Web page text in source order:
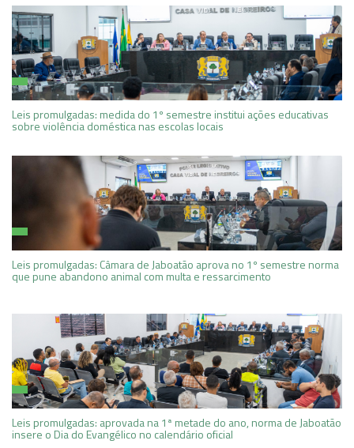
Leis promulgadas: medida do 1º semestre institui ações educativas
sobre violência doméstica nas escolas locais
Leis promulgadas: Câmara de Jaboatão aprova no 1º semestre norma
que pune abandono animal com multa e ressarcimento
Leis promulgadas: aprovada na 1ª metade do ano, norma de Jaboatão
insere o Dia do Evangélico no calendário oficial